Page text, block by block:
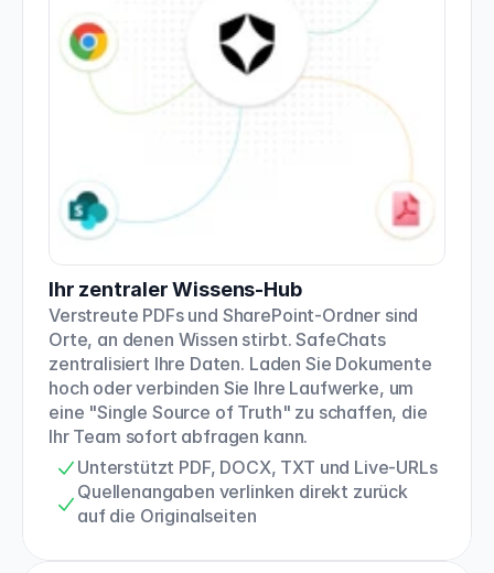
Ihr zentraler Wissens-Hub
Verstreute PDFs und SharePoint-Ordner sind
Orte, an denen Wissen stirbt. SafeChats
zentralisiert Ihre Daten. Laden Sie Dokumente
hoch oder verbinden Sie Ihre Laufwerke, um
eine "Single Source of Truth" zu schaffen, die
Ihr Team sofort abfragen kann.
Unterstützt PDF, DOCX, TXT und Live-URLs
Quellenangaben verlinken direkt zurück
auf die Originalseiten